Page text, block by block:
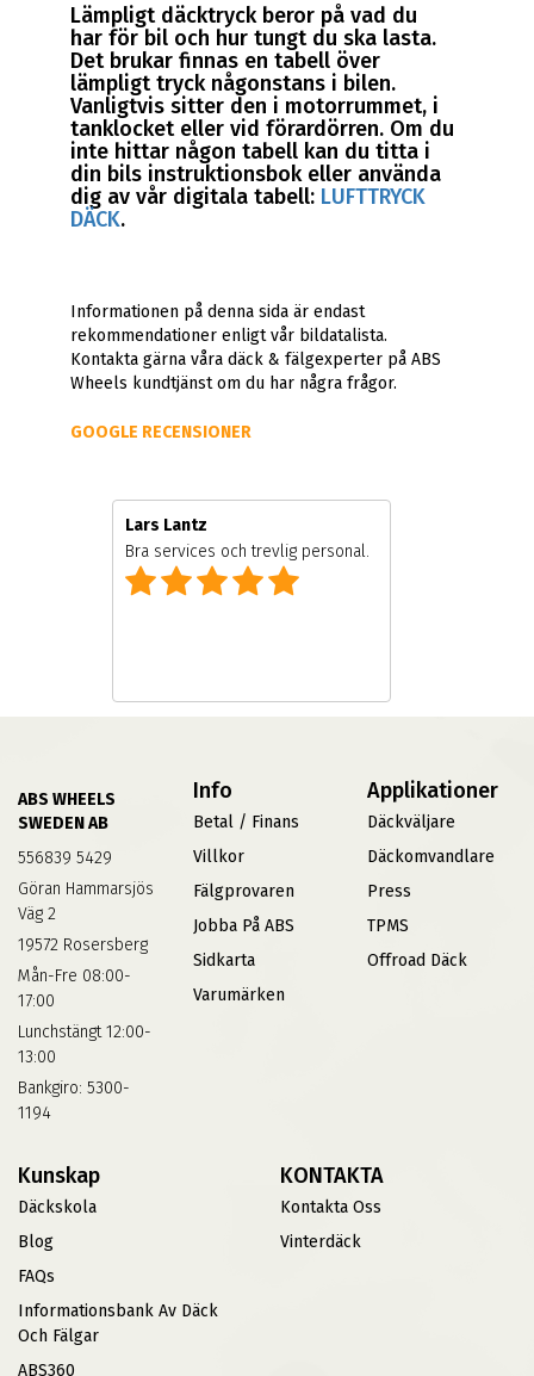
Lämpligt däcktryck beror på vad du
har för bil och hur tungt du ska lasta.
Det brukar finnas en tabell över
lämpligt tryck någonstans i bilen.
Vanligtvis sitter den i motorrummet, i
tanklocket eller vid förardörren. Om du
inte hittar någon tabell kan du titta i
din bils instruktionsbok eller använda
dig av vår digitala tabell: LUFTTRYCK
DÄCK.
Informationen på denna sida är endast
rekommendationer enligt vår bildatalista.
Kontakta gärna våra däck & fälgexperter på ABS
Wheels kundtjänst om du har några frågor.
GOOGLE RECENSIONER
Lars Lantz
Bra services och trevlig personal.
ABS WHEELS
SWEDEN AB
556839 5429
Göran Hammarsjös
Väg 2
19572 Rosersberg
Mån-Fre 08:00-
17:00
Lunchstängt 12:00-
13:00
Bankgiro: 5300-
1194
Info
Betal / Finans
Villkor
Fälgprovaren
Jobba På ABS
Sidkarta
Varumärken
Applikationer
Däckväljare
Däckomvandlare
Press
TPMS
Offroad Däck
Kunskap
Däckskola
Blog
FAQs
Informationsbank Av Däck
Och Fälgar
ABS360
KONTAKTA
Kontakta Oss
Vinterdäck